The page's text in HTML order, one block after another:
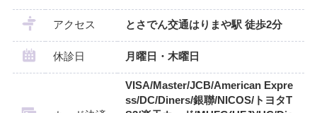
アクセス とさでん交通はりまや駅 徒歩2分
休診日 月曜日・木曜日
VISA/Master/JCB/American Expre
ss/DC/Diners/銀聯/NICOS/トヨタT